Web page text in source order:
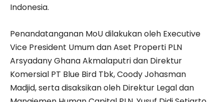
Indonesia.
Penandatanganan MoU dilakukan oleh Executive
Vice President Umum dan Aset Properti PLN
Arsyadany Ghana Akmalaputri dan Direktur
Komersial PT Blue Bird Tbk, Coody Johasman
Madjid, serta disaksikan oleh Direktur Legal dan